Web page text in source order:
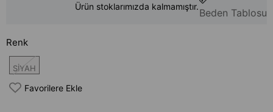
Beden Tablosu
Ürün stoklarımızda kalmamıştır.
Renk
SİYAH
Favorilere Ekle